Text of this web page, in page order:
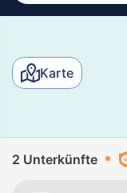
Karte
2 Unterkünfte